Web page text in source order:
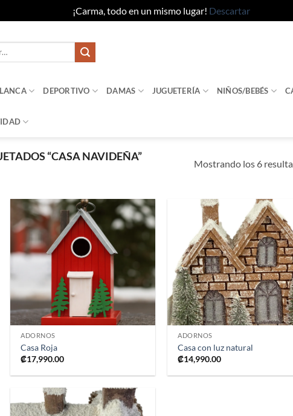
¡Carma, todo en un mismo lugar! Descartar
DEPORTIVO DAMAS JUGUETERÍA NIÑOS/BEBÉS
“CASA NAVIDEÑA”
Mostrando los 6
Añadir
+
ADORNOS
Casa Roja
₡17,990.00
a
+
ADORNOS
Casa con luz natural
₡14,990.00